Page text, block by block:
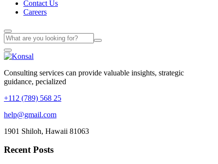
Contact Us
Careers
Consulting services can provide valuable insights, strategic
guidance, pecialized
+112 (789) 568 25
help@gmail.com
1901 Shiloh, Hawaii 81063
Recent Posts